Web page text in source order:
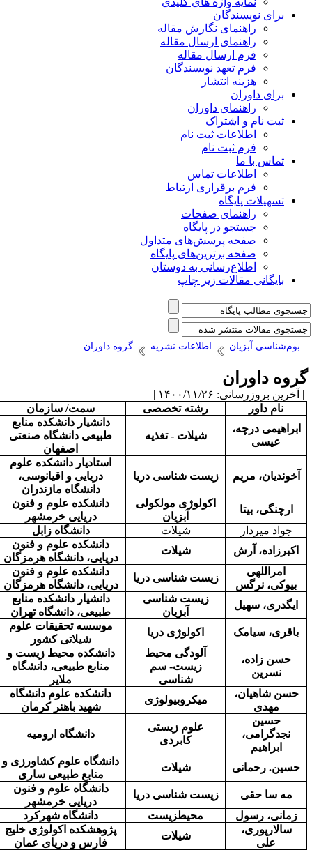
برای نویسندگان
راهنمای نگارش مقاله
راهنمای ارسال مقاله
فرم ارسال مقاله
فرم تعهد نویسندگان
هزینه انتشار
برای داوران
راهنمای داوران
ثبت نام و اشتراک
اطلاعات ثبت نام
فرم ثبت نام
تماس با ما
اطلاعات تماس
فرم برقراری ارتباط
تسهیلات پایگاه
راهنمای صفحات
جستجو در پایگاه
صفحه پرسش‌های متداول
صفحه برترین‌های پایگاه
اطلاع‌رسانی به دوستان
بایگانی مقالات زیر چاپ
بوم‌شناسی آبزیان اطلاعات نشریه گروه داوران
داوران
بروزرسانی: ۱۴۰۰/۱۱/۲۶ |
سمت/ سازمان
رشته تخصصی
نام داور
دانشیار دانشکده منابع
طبیعی دانشگاه صنعتی
اصفهان
شیلات - تغذیه
ابراهیمی درچه،
عیسی
استادیار دانشکده علوم
دریایی و اقیانوسی،
دانشگاه مازندران
زیست شناسی دریا آخوندیان، مریم
دانشکده علوم و فنون
دریایی خرمشهر
اکولوژی مولکولی
آبزیان
ارچنگی، بیتا
دانشگاه زابل
شیلات
جواد میردار
دانشکده علوم و فنون
دریایی، دانشگاه هرمزگان
شیلات
اکبرزاده، آرش
دانشکده علوم و فنون
دریایی، دانشگاه هرمزگان
زیست شناسی دریا
امراللهی
بیوکی، نرگس
دانشیار دانشکده منابع
طبیعی، دانشگاه تهران
زیست شناسی
آبزیان
ایگدری، سهیل
موسسه تحقیقات علوم
شیلاتی کشور
اکولوژی دریا
باقری، سیامک
دانشکده محیط زیست و
منابع طبیعی، دانشگاه
ملایر
آلودگی محیط
زیست- سم
شناسی
حسن زاده،
نسرین
دانشکده علوم دانشگاه
شهید باهنر کرمان
میکروبیولوژی
حسن شاهیان،
مهدی
دانشگاه ارومیه
علوم زیستی
کابردی
حسین
نجدگرامی،
ابراهیم
دانشگاه علوم کشاورزی و
منابع طبیعی ساری
شیلات
حسین. رحمانی
دانشگاه علوم و فنون
دریایی خرمشهر
زیست شناسی دریا
مه سا حقی
دانشگاه شهرکرد
محیطزیست
زمانی، رسول
پژوهشکده اکولوژی خلیج
فارس و دریای عمان
شیلات
سالارپوری،
علی